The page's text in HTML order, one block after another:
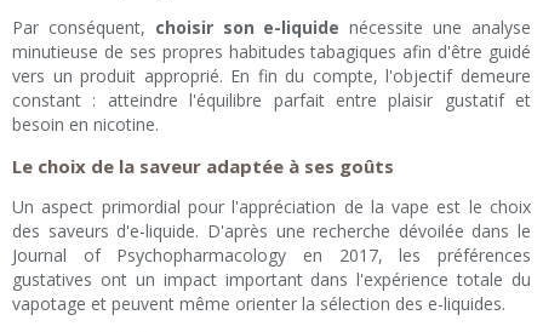
Par conséquent, choisir son e-liquide nécessite une analyse
minutieuse de ses propres habitudes tabagiques afin d'être guidé
vers un produit approprié. En fin du compte, l'objectif demeure
constant : atteindre l'équilibre parfait entre plaisir gustatif et
besoin en nicotine.
Le choix de la saveur adaptée à ses goûts
Un aspect primordial pour l'appréciation de la vape est le choix
des saveurs d'e-liquide. D'après une recherche dévoilée dans le
Journal of Psychopharmacology en 2017, les préférences
gustatives ont un impact important dans l'expérience totale du
vapotage et peuvent même orienter la sélection des e-liquides.